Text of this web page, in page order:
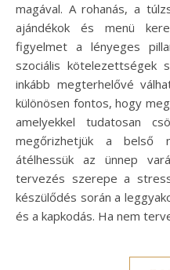
magával. A rohanás, a
ajándékok és menü
figyelmet a lényeges
szociális kötelezettségek
inkább megterhelővé
különösen fontos, hogy
amelyekkel tudatosan
megőrizhetjük a belső
átélhessük az ünnep
tervezés szerepe a
készülődés során a
és a kapkodás. Ha nem